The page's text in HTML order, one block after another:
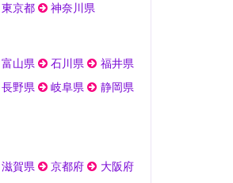
東京都 神奈川県
富山県 石川県
福井県
長野県 岐阜県
静岡県
滋賀県 京都府
大阪府